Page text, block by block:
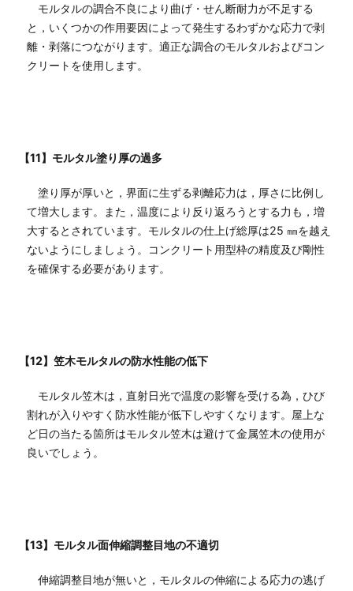
モルタルの調合不良により曲げ・せん断耐力が不足する
と，いくつかの作用要因によって発生するわずかな応力で剥
離・剥落につながります。適正な調合のモルタルおよびコン
クリートを使用します。
【11】モルタル塗り厚の過多
塗り厚が厚いと，界面に生ずる剥離応力は，厚さに比例し
て増大します。また，温度により反り返ろうとする力も，増
大するとされています。モルタルの仕上げ総厚は25 ㎜を越え
ないようにしましょう。コンクリート用型枠の精度及び剛性
を確保する必要があります。
【12】笠木モルタルの防水性能の低下
モルタル笠木は，直射日光で温度の影響を受ける為，ひび
割れが入りやすく防水性能が低下しやすくなります。屋上な
ど日の当たる箇所はモルタル笠木は避けて金属笠木の使用が
良いでしょう。
【13】モルタル面伸縮調整目地の不適切
伸縮調整目地が無いと，モルタルの伸縮による応力の逃げ